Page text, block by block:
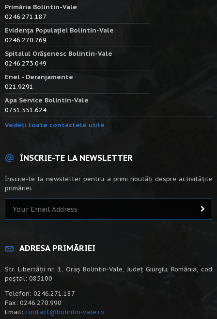
Primăria Bolintin-Vale
0246.271.187
Evidența Populației Bolintin-Vale
0246.270.769
Spitalul Orășenesc Bolintin-Vale
0246.273.049
Enel - Deranjamente
021.9291
Apa Service Bolintin-Vale
0731.551.624
Vedeți toate contactele utile
ÎNSCRIE-TE LA NEWSLETTER
Înscrie-te la newsletter pentru a primi noutăți despre activitățile
primăriei.
ADRESA PRIMĂRIEI
Str. Libertății nr. 1, Oraș Bolintin-Vale, Județ Giurgiu, România, cod
poștal: 085100
Telefon: 0246.271.187
Fax: 0246.270.990
Email: contact@bolintin-vale.ro